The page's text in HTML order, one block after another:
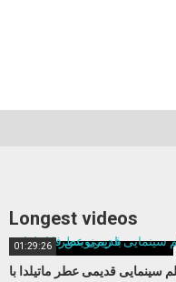
Longest videos
01:29:26
سینمایی قدیمی عطر ماتیلدا با